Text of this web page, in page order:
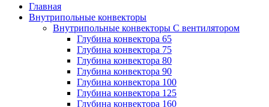
Главная
Внутрипольные конвекторы
Внутрипольные конвекторы С вентилятором
Глубина конвектора 65
Глубина конвектора 75
Глубина конвектора 80
Глубина конвектора 90
Глубина конвектора 100
Глубина конвектора 125
Глубина конвектора 160